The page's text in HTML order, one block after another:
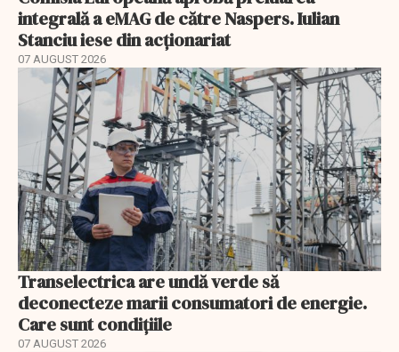
integrală a eMAG de către Naspers. Iulian
Stanciu iese din acționariat
07 AUGUST 2026
Transelectrica are undă verde să
deconecteze marii consumatori de energie.
Care sunt condițiile
07 AUGUST 2026